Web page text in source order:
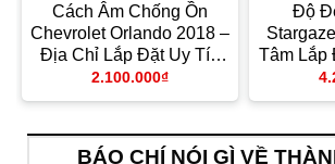
Cách Âm Chống Ồn
Chevrolet Orlando 2018 –
Địa Chỉ Lắp Đặt Uy Tín
TPHCM
2.100.000₫
Độ
Tâm Lắp
Giá
BÁO CHÍ NÓI GÌ VỀ